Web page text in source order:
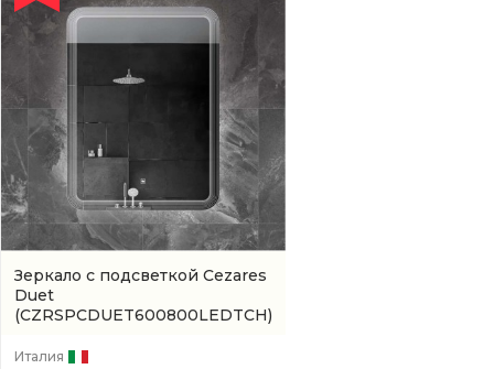
Зеркало с подсветкой Cezares
Duet
(CZRSPCDUET600800LEDTCH)
Италия